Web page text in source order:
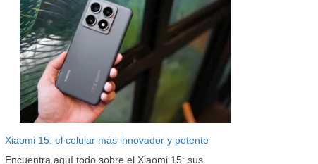
Xiaomi 15: el celular más innovador y potente
Encuentra aquí todo sobre el Xiaomi 15: sus